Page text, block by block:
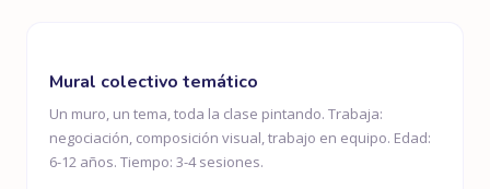
Mural colectivo temático
Un muro, un tema, toda la clase pintando. Trabaja:
negociación, composición visual, trabajo en equipo. Edad:
6-12 años. Tiempo: 3-4 sesiones.